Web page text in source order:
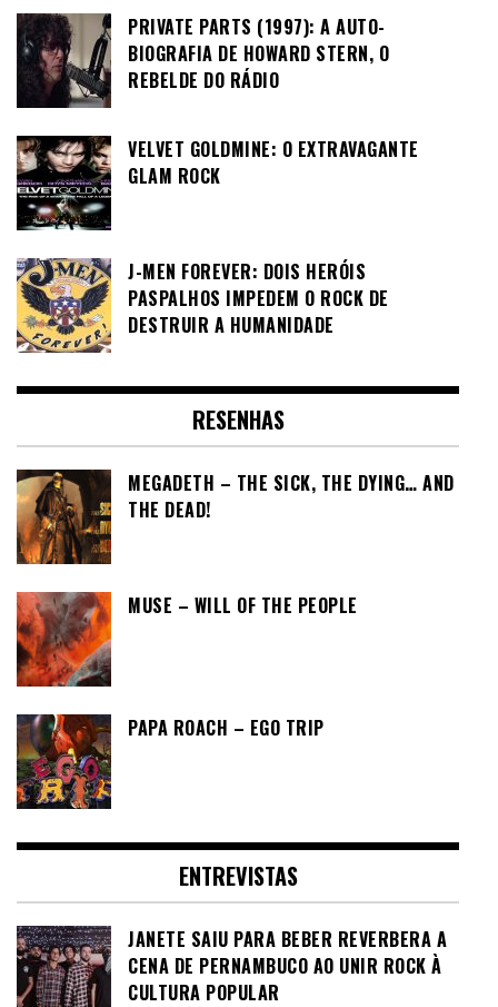
PRIVATE PARTS (1997): A AUTO-
BIOGRAFIA DE HOWARD STERN, O
REBELDE DO RÁDIO
VELVET GOLDMINE: O EXTRAVAGANTE
GLAM ROCK
J-MEN FOREVER: DOIS HERÓIS
PASPALHOS IMPEDEM O ROCK DE
DESTRUIR A HUMANIDADE
RESENHAS
MEGADETH – THE SICK, THE DYING… AND
THE DEAD!
MUSE – WILL OF THE PEOPLE
PAPA ROACH – EGO TRIP
ENTREVISTAS
JANETE SAIU PARA BEBER REVERBERA A
CENA DE PERNAMBUCO AO UNIR ROCK À
CULTURA POPULAR